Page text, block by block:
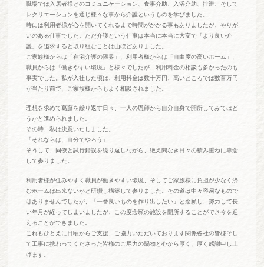
職場では入居者様とのコミュニケーション、食事介助、入浴介助、排泄、そして
レクリエーションを通じ様々な事から介護というものを学びました。
時には利用者様が心を開いてくれるまで時間がかかる事もありましたが、やりが
いのある仕事でした。ただ介護という仕事は本当に本当に大変で「より良い介
護」を追求すると取り組むことは山ほどありました。
ご家族様からは「在宅介護の限界」、利用者様からは「自由度の高いホーム」、
職員からは「働きやすい環境」と様々でしたが、利用料金の相談も多かったのも
事実でした。私が入社した頃は、利用料金は数十万円、高いところでは数百万円
が当たり前で、ご家族様からもよく相談されました。
理想を求めて葛藤を繰り返す日々、一人の恩師から自分自身で開所してみてはど
うかと進められました。
その時、私は決意いたしました。
「それならば、自分でやろう」
そうして、同僚と試行錯誤を繰り返しながら、絶え間なき日々の積み重ねに専念
して参りました。
利用者様が住みやすく職員が働きやすい環境、そしてご家族様に負担が少なく済
むホームは出来ないかと研鑽し構築して参りました。その道は中々容易なもので
はありませんでしたが、「一番良いものを作り出したい」と念願し、努力して長
い年月が経ってしまいましたが、この度念願の施設を開所することができ今を迎
えることができました。
これもひとえに日頃からご支援、ご協力いただいております関係各社の皆様そし
て工事に携わってくださった皆様のご尽力の賜物と心から厚く、厚く感謝申し上
げます。